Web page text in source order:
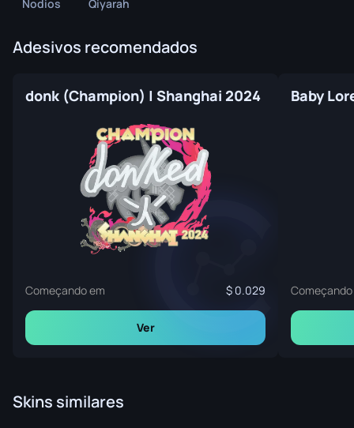
Nodios Qiyarah
Adesivos recomendados
donk (Champion) | Shanghai 2024
Começando em 0.029
Ver
Baby
Skins similares